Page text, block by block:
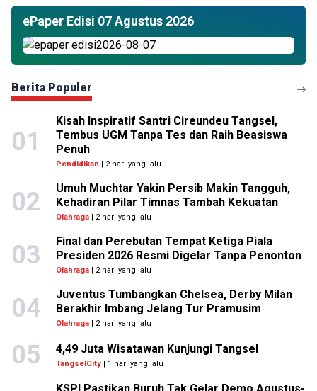
ePaper Edisi 07 Agustus 2026
Berita Populer
01
Kisah Inspiratif Santri Cireundeu Tangsel,
Tembus UGM Tanpa Tes dan Raih Beasiswa
Penuh
Pendidikan | 2 hari yang lalu
02
Umuh Muchtar Yakin Persib Makin Tangguh,
Kehadiran Pilar Timnas Tambah Kekuatan
Olahraga| 2 hari yang lalu
03
Final dan Perebutan Tempat Ketiga Piala
Presiden 2026 Resmi Digelar Tanpa Penonton
Olahraga| 2 hari yang lalu
04
Juventus Tumbangkan Chelsea, Derby Milan
Berakhir Imbang Jelang Tur Pramusim
Olahraga| 2 hari yang lalu
05 4,49 Juta Wisatawan Kunjungi Tangsel
TangselCity | 1 hari yang lalu